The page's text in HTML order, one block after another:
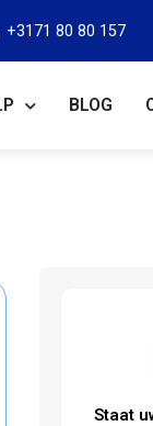
+3171 80 80 157
BLOG
Staat